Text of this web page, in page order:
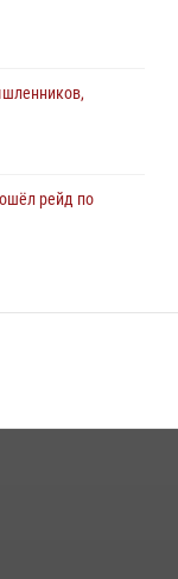
рейд по